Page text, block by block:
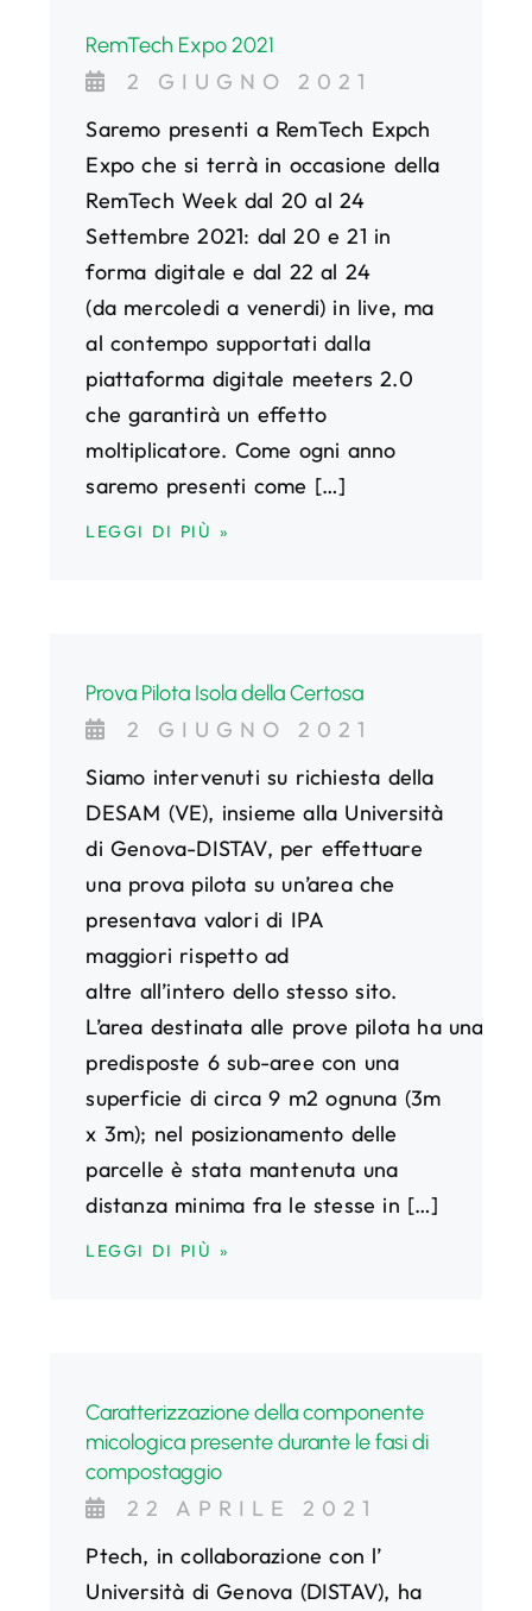
RemTech Expo 2021
2 GIUGNO 2021
Saremo presenti a RemTech Expch
Expo che si terrà in occasione della
RemTech Week dal 20 al 24
Settembre 2021: dal 20 e 21 in
forma digitale e dal 22 al 24
(da mercoledi a venerdi) in live, ma
al contempo supportati dalla
piattaforma digitale meeters 2.0
che garantirà un effetto
moltiplicatore. Come ogni anno
saremo presenti come […]
LEGGI DI PIÙ »
Prova Pilota Isola della Certosa
2 GIUGNO 2021
Siamo intervenuti su richiesta della
DESAM (VE), insieme alla Università
di Genova-DISTAV, per effettuare
una prova pilota su un’area che
presentava valori di IPA
maggiori rispetto ad
altre all’intero dello stesso sito.
L’area destinata alle prove pilota ha una
predisposte 6 sub-aree con una
superficie di circa 9 m2 ognuna (3m
x 3m); nel posizionamento delle
parcelle è stata mantenuta una
distanza minima fra le stesse in […]
LEGGI DI PIÙ »
Caratterizzazione della componente
micologica presente durante le fasi di
compostaggio
22 APRILE 2021
Ptech, in collaborazione con l’
Università di Genova (DISTAV), ha